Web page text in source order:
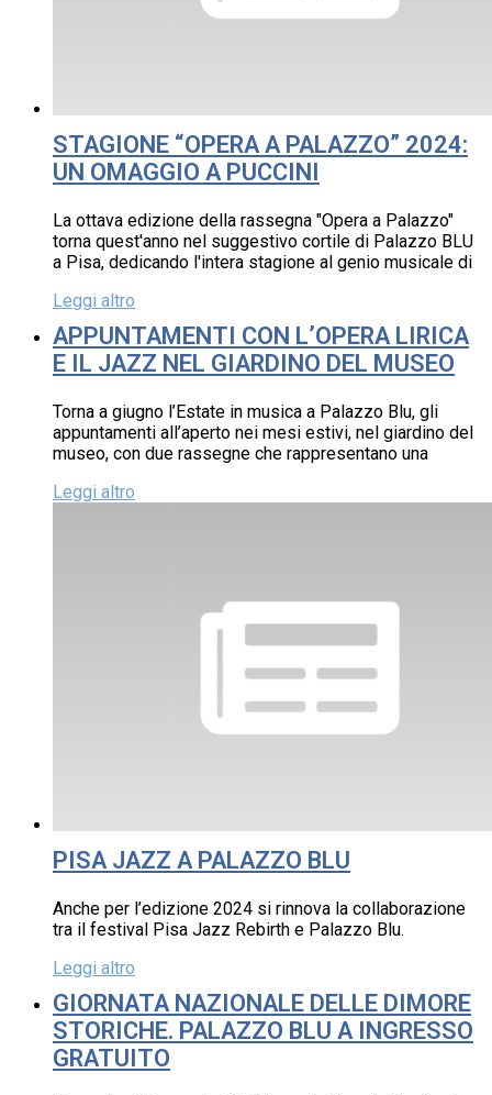
STAGIONE “OPERA A PALAZZO” 2024:
UN OMAGGIO A PUCCINI
La ottava edizione della rassegna "Opera a Palazzo"
torna quest'anno nel suggestivo cortile di Palazzo BLU
a Pisa, dedicando l'intera stagione al genio musicale di
Leggi altro
APPUNTAMENTI CON L’OPERA LIRICA
E IL JAZZ NEL GIARDINO DEL MUSEO
Torna a giugno l’Estate in musica a Palazzo Blu, gli
appuntamenti all’aperto nei mesi estivi, nel giardino del
museo, con due rassegne che rappresentano una
Leggi altro
PISA JAZZ A PALAZZO BLU
Anche per l’edizione 2024 si rinnova la collaborazione
tra il festival Pisa Jazz Rebirth e Palazzo Blu.
Leggi altro
GIORNATA NAZIONALE DELLE DIMORE
STORICHE. PALAZZO BLU A INGRESSO
GRATUITO